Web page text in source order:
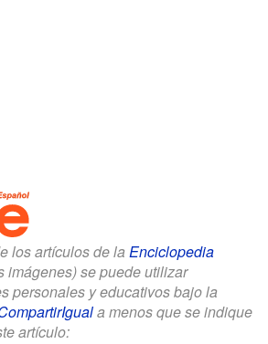
los artículos de la Enciclopedia
imágenes) se puede utilizar
personales y educativos bajo la
a menos que se indique
artículo: